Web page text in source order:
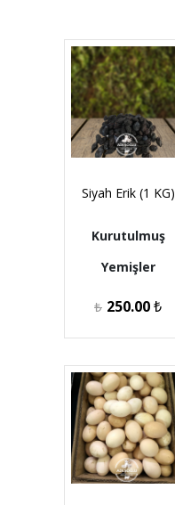
Siyah Erik (1 KG)
Kurutulmuş
Yemişler
₺ 250.00₺